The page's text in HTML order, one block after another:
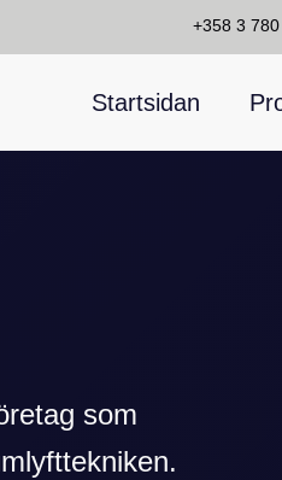
+358 3
Startsidan
som